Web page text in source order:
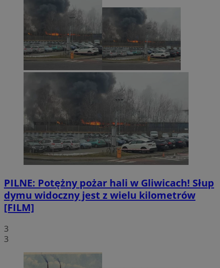
PILNE: Potężny pożar hali w Gliwicach! Słup
dymu widoczny jest z wielu kilometrów
[FILM]
3
3